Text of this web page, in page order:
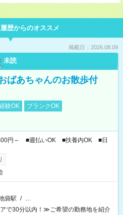
歴からのオススメ
掲載日：2026.08.09
未読
ばあちゃんのお散歩付
験OK
ブランクOK
円～ ■週払いOK ■扶養内OK ■日
袋駅 / …
で30分以内！≫ご希望の勤務地を紹介